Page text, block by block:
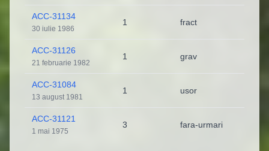
ACC-31134
30 iulie 1986
1 fract
ACC-31126
21 februarie 1982
1 grav
ACC-31084
13 august 1981
1 usor
ACC-31121
1 mai 1975
3 fara-urmari